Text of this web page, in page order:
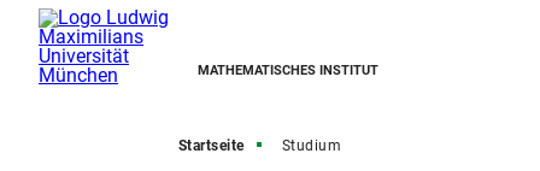
MATHEMATISCHES INSTITUT
Startseite Studium